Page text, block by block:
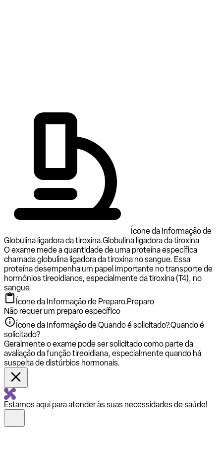
Ícone da Informação de
Globulina ligadora da tiroxina.Globulina ligadora da tiroxina
O exame mede a quantidade de uma proteína específica
chamada globulina ligadora da tiroxina no sangue. Essa
proteína desempenha um papel importante no transporte de
hormônios tireoidianos, especialmente da tiroxina (T4), no
sangue
Ícone da Informação de Preparo.Preparo
Não requer um preparo específico
Ícone da Informação de Quando é solicitado?.Quando é
solicitado?
Geralmente o exame pode ser solicitado como parte da
avaliação da função tireoidiana, especialmente quando há
suspeita de distúrbios hormonais.
Estamos aqui para atender às suas necessidades de saúde!